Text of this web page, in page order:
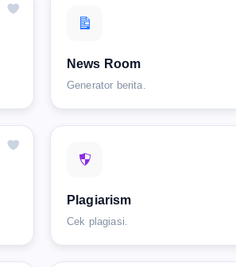
News Room
Generator berita.
Plagiarism
Cek plagiasi.